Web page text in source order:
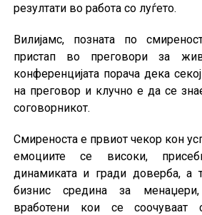
резултати во работа со луѓето.
Вилијамс, позната по
пристап во преговори за
конференцијата порача дека
на преговор и клучно е да се
соговорникот.
Смиреноста е првиот чекор кон
емоциите се високи,
динамиката и гради доверба,
бизнис средина за
вработени кои се